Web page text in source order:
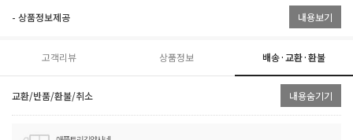
- 상품정보제공 내용보기
고객리뷰 상품정보 배송·교환·환불
교환/반품/환불/취소 내용숨기기